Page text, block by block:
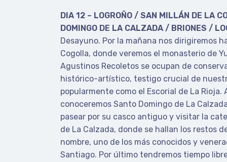
DIA 12 – LOGROÑO / SAN MILLÁN DE LA
DOMINGO DE LA CALZADA / BRIONES /
Desayuno. Por la mañana nos dirigiremos
Cogolla, donde veremos el monasterio de
Agustinos Recoletos se ocupan de
histórico-artístico, testigo crucial de
popularmente como el Escorial de La
conoceremos Santo Domingo de La
pasear por su casco antiguo y visitar la
de La Calzada, donde se hallan los restos
nombre, uno de los más conocidos y
Santiago. Por último tendremos tiempo